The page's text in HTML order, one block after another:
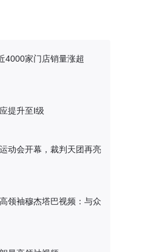
4000家门店销量涨超
提升至Ⅰ级
动会开幕，裁判天团再亮
领袖穆杰塔巴视频：与众